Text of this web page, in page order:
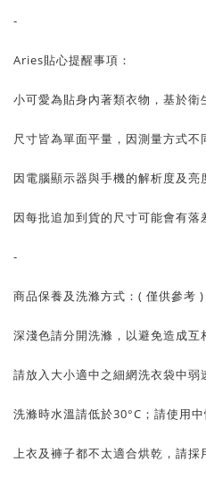
-
Aries貼心提醒事項：
小可愛為貼身內著類衣物，基於衛
尺寸皆為單面平量，因測量方式不
因電腦顯示器與手機的解析度及亮
因每批追加到貨的尺寸可能會有落
-
商品保養及洗滌方式：( 僅供參考 )
深淺色請分開洗滌，以避免造成互
請放入大小適中之細網洗衣袋中弱
洗滌時水溫請低於30°C；請使用
上衣及褲子都不太適合烘乾，請採